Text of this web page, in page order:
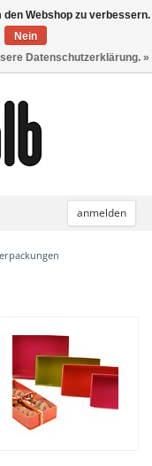
anmelden
Webshop zu verbessern.
Nein
Datenschutzerklärung. »